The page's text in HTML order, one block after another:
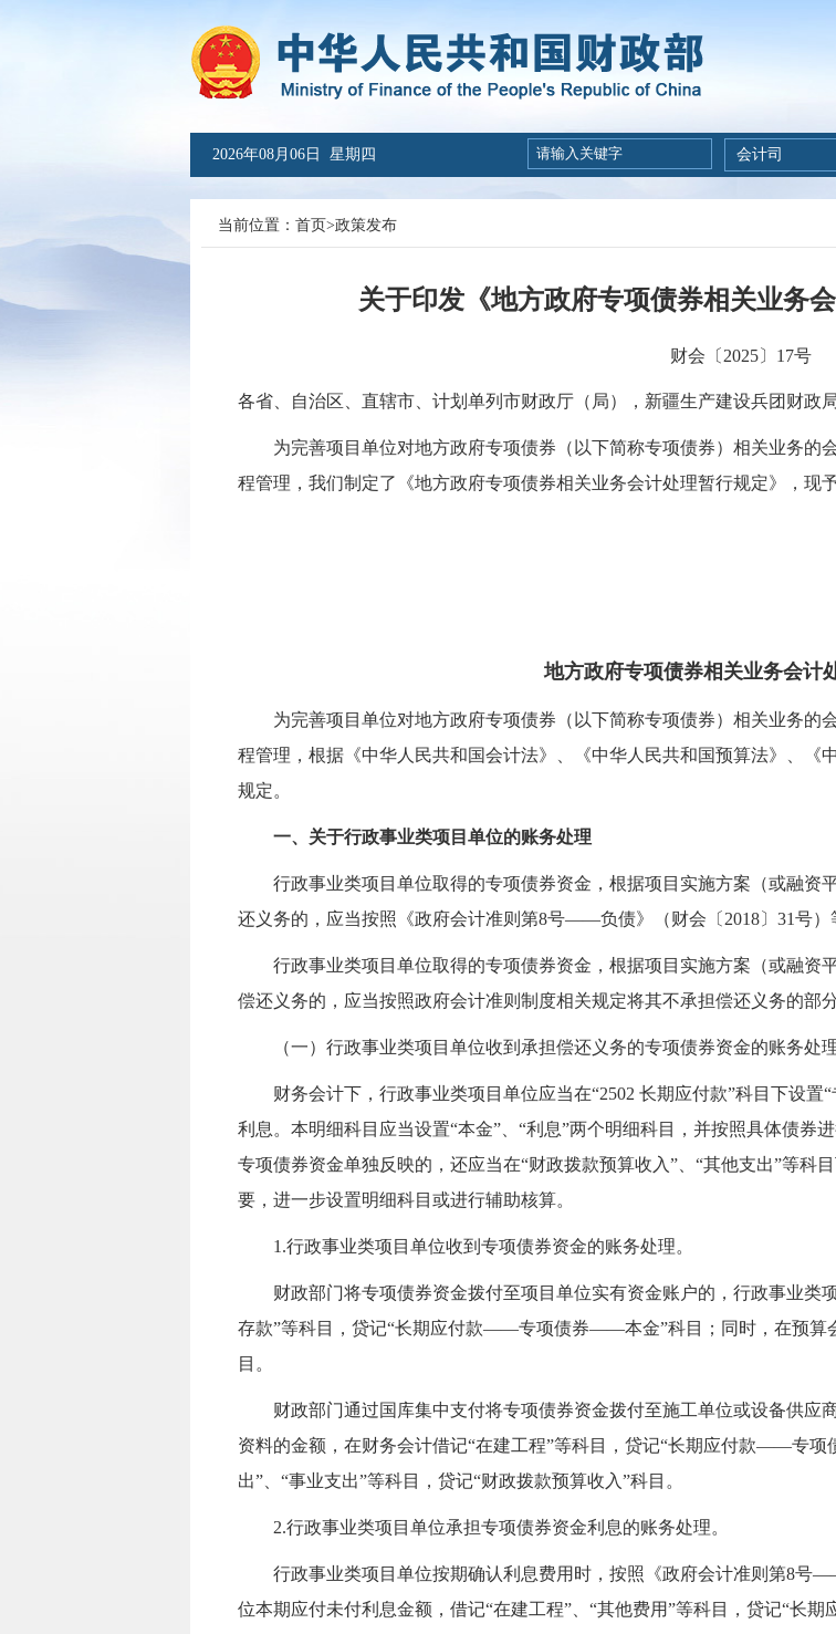
2026年08月06日 星期四 会计司
当前位置： 首页>政策发布
关于印发《地方政府专项债券相关业务
财会〔2025〕17号
各省、自治区、直辖市、计划单列市财政厅（局），新疆生产建设兵团财政
为完善项目单位对地方政府专项债券（以下简称专项债券）相关业务的
程管理，我们制定了《地方政府专项债券相关业务会计处理暂行规定》，现
财
地方政府专项债券相关业务会计
为完善项目单位对地方政府专项债券（以下简称专项债券）相关业务的
程管理，根据《中华人民共和国会计法》、《中华人民共和国预算法》、《
规定。
一、关于行政事业类项目单位的账务处理
行政事业类项目单位取得的专项债券资金 ，根据项目实施方案（或融资
还义务的，应当按照《政府会计准则第8号——负债》（财会〔2018〕31号）
行政事业类项目单位取得的专项债券资金 ，根据项目实施方案（或融资
偿还义务的，应当按照政府会计准则制度相关规定将其不承担偿还义务的部
（一）行政事业类项目单位收到承担偿还义务的专项债券资金的账务处理
财务会计下，行政事业类项目单位应当在“2502 长期应付款”科目下设置
利息。 本明细科目应当设置“本金”、“利息”两个明细科目， 并按照具体债券
专项债券资金单独反映的，还应当在“财政拨款预算收入”、“其他支出”等科目
要，进一步设置明细科目或进行辅助核算。
1.行政事业类项目单位收到专项债券资金的账务处理。
财政部门将专项债券资金拨付至项目单位实有资金账户的，行政事业类
存款”等科目，贷记“长期应付款——专项债券——本金”科目；同时，在预算
目。
财政部门通过国库集中支付将专项债券资金拨付至施工单位或设备供应
资料的金额，在财务会计借记“在建工程”等科目，贷记“长期应付款——专项
出”、“事业支出”等科目，贷记“财政拨款预算收入”科目。
2.行政事业类项目单位承担专项债券资金利息的账务处理。
行政事业类项目单位按期确认利息费用时，按照《政府会计准则第8号—
位本期应付未付利息金额，借记“在建工程”、“其他费用”等科目，贷记“长期